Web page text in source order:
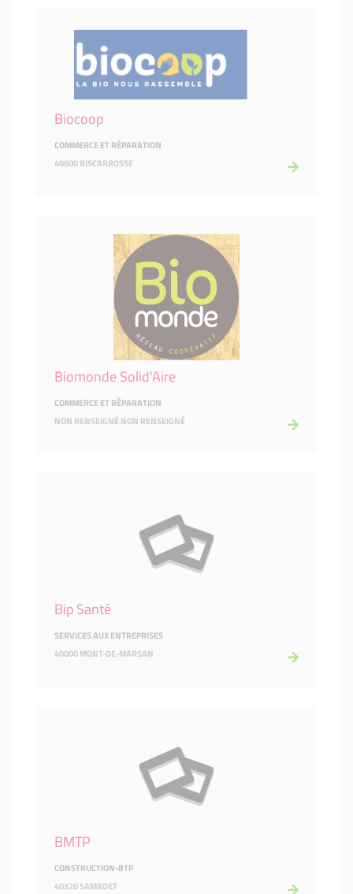
Biocoop
COMMERCE ET RÉPARATION
40600 BISCARROSSE
Biomonde Solid'Aire
COMMERCE ET RÉPARATION
NON RENSEIGNÉ NON RENSEIGNÉ
Bip Santé
SERVICES AUX ENTREPRISES
40000 MONT-DE-MARSAN
BMTP
CONSTRUCTION-BTP
40320 SAMADET